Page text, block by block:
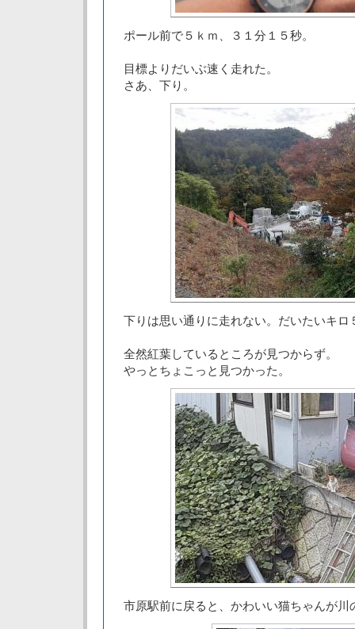
ポール前で５ｋｍ、３１分１５秒。
目標よりだいぶ速く走れた。
さあ、下り。
下りは思い通りに走れない。だいたいキロ
全然紅葉しているところが見つからず。
やっとちょこっと見つかった。
市原駅前に戻ると、かわいい猫ちゃんが川